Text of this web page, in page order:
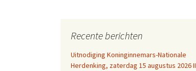
Dorpsraad berichten
Agenda Dorphuis
Recente berichten
Uitnodiging Koninginnemars-Nationale
Herdenking, zaterdag 15 augustus 2026 II